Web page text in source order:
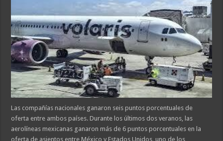
Las compañías nacionales ganaron seis puntos porcentuales de
oferta entre ambos países. Durante los últimos dos veranos, las
aerolíneas mexicanas ganaron más de 6 puntos porcentuales en la
oferta de asientos entre México y Estados Unidos, uno de los